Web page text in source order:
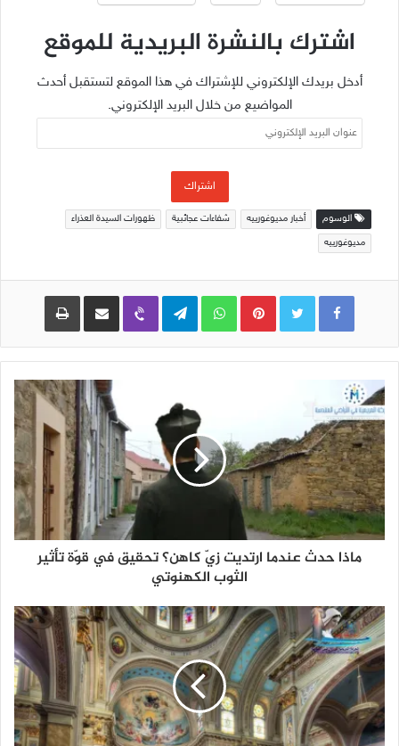
اشترك بالنشرة البريدية للموقع
أدخل بريدك الإلكتروني للإشتراك في هذا الموقع لتستقبل أحدث
المواضيع من خلال البريد الإلكتروني.
عنوان
البريد
اشتراك
الوسوم أخبار مديوغورييه شفاءات عجائبية ظهورات السيدة العذراء
مديوغورييه
Pinterest
WhatsApp
Telegram
Viber مشاركة عبر البريد طباعة
ماذا حدث عندما ارتديت زيّ كاهن؟ تحقيق في قوّة تأثير
الثوب الكهنوتي